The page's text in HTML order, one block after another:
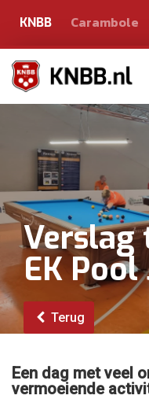
KNBB Carambole
Verslag
EK Pool
Terug
Een dag met veel
vermoeiende